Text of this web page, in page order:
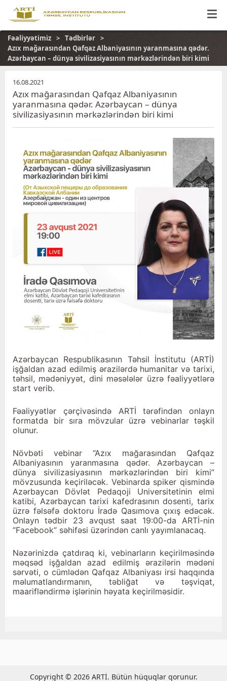
Fəaliyyətimiz
Tədbirlər
Azıx mağarasından Qafqaz Albaniyasının yaranmasına qədər.
Azərbaycan – dünya sivilizasiyasının mərkəzlərindən biri kimi
16.08.2021
Azıx mağarasından Qafqaz Albaniyasının
yaranmasına qədər. Azərbaycan – dünya
sivilizasiyasının mərkəzlərindən biri kimi
Azərbaycan Respublikasının Təhsil İnstitutu (ARTİ)
işğaldan azad edilmiş ərazilərdə humanitar və tarixi,
təhsil, mədəniyyət, dini məsələlər üzrə fəaliyyətlərə
start verib.
Fəaliyyətlər çərçivəsində ARTİ tərəfindən onlayn
formatda bir sıra mövzular üzrə vebinarlar təşkil
olunur.
Növbəti vebinar “Azıx mağarasından Qafqaz
Albaniyasının yaranmasına qədər. Azərbaycan –
dünya sivilizasiyasının mərkəzlərindən biri kimi”
mövzusunda keçiriləcək. Vebinarda spiker qismində
Azərbaycan Dövlət Pedaqoji Universitetinin elmi
katibi, Azərbaycan tarixi kafedrasının dosenti, tarix
üzrə fəlsəfə doktoru İradə Qasımova çıxış edəcək.
Onlayn tədbir 23 avqust saat 19:00-da ARTİ-nin
“Facebook” səhifəsi üzərindən canlı yayımlanacaq.
Nəzərinizdə çatdıraq ki, vebinarların keçirilməsində
məqsəd işğaldan azad edilmiş ərazilərin mədəni
sərvəti, o cümlədən Qafqaz Albaniyası irsi haqqında
məlumatlandırmanın, təbliğat və təşviqat,
maarifləndirmə işlərinin həyata keçirilməsidir.
Copyright © 2026 ARTİ. Bütün hüquqlar qorunur.